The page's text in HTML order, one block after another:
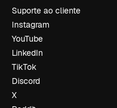
Suporte ao cliente
Instagram
YouTube
LinkedIn
TikTok
Discord
X